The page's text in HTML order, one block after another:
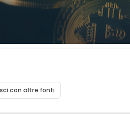
con altre fonti